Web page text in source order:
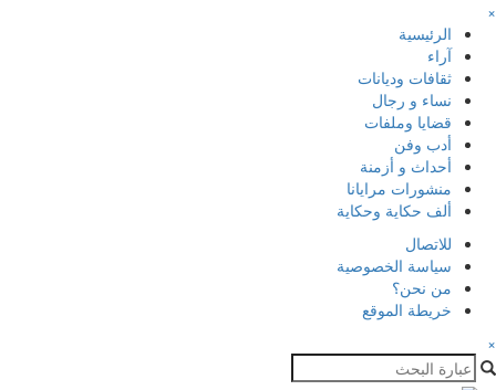
×
الرئيسية
آراء
ثقافات وديانات
نساء و رجال
قضايا وملفات
أدب وفن
أحداث و أزمنة
منشورات مرايانا
ألف حكاية وحكاية
للاتصال
سياسة الخصوصية
من نحن؟
خريطة الموقع
×